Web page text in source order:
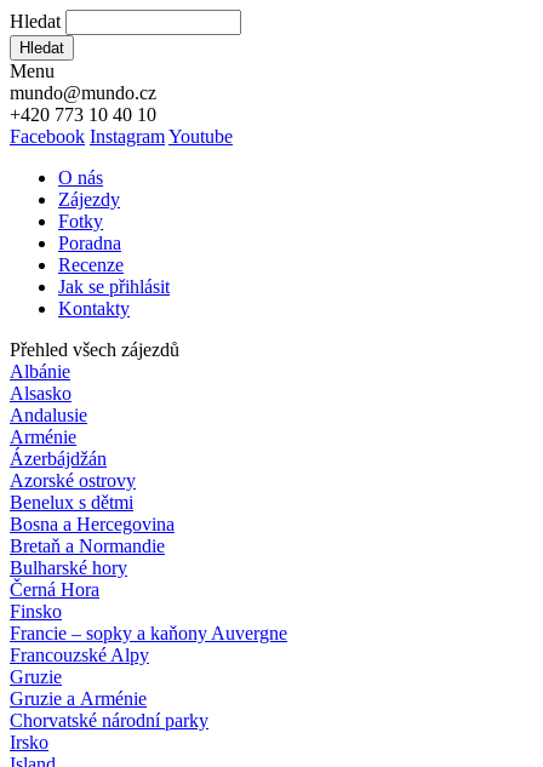
Hledat
Hledat
Menu
mundo@mundo.cz
+420 773 10 40 10
Facebook InstagramYoutube
O nás
Zájezdy
Fotky
Poradna
Recenze
Jak se přihlásit
Kontakty
Přehled všech zájezdů
Albánie
Alsasko
Andalusie
Arménie
Ázerbájdžán
Azorské ostrovy
Benelux s dětmi
Bosna a Hercegovina
Bretaň a Normandie
Bulharské hory
Černá Hora
Finsko
Francie – sopky a kaňony Auvergne
Francouzské Alpy
Gruzie
Gruzie a Arménie
Chorvatské národní parky
Irsko